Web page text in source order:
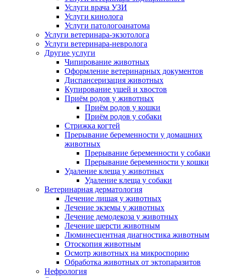
Услуги врача УЗИ
Услуги кинолога
Услуги патологоанатома
Услуги ветеринара-экзотолога
Услуги ветеринара-невролога
Другие услуги
Чипирование животных
Оформление ветеринарных документов
Диспансеризация животных
Купирование ушей и хвостов
Приём родов у животных
Приём родов у кошки
Приём родов у собаки
Стрижка когтей
Прерывание беременности у домашних
животных
Прерывание беременности у собаки
Прерывание беременности у кошки
Удаление клеща у животных
Удаление клеща у собаки
Ветеринарная дерматология
Лечение лишая у животных
Лечение экземы у животных
Лечение демодекоза у животных
Лечение шерсти животным
Люминесцентная диагностика животным
Отоскопия животным
Осмотр животных на микроспорию
Обработка животных от эктопаразитов
Нефрология